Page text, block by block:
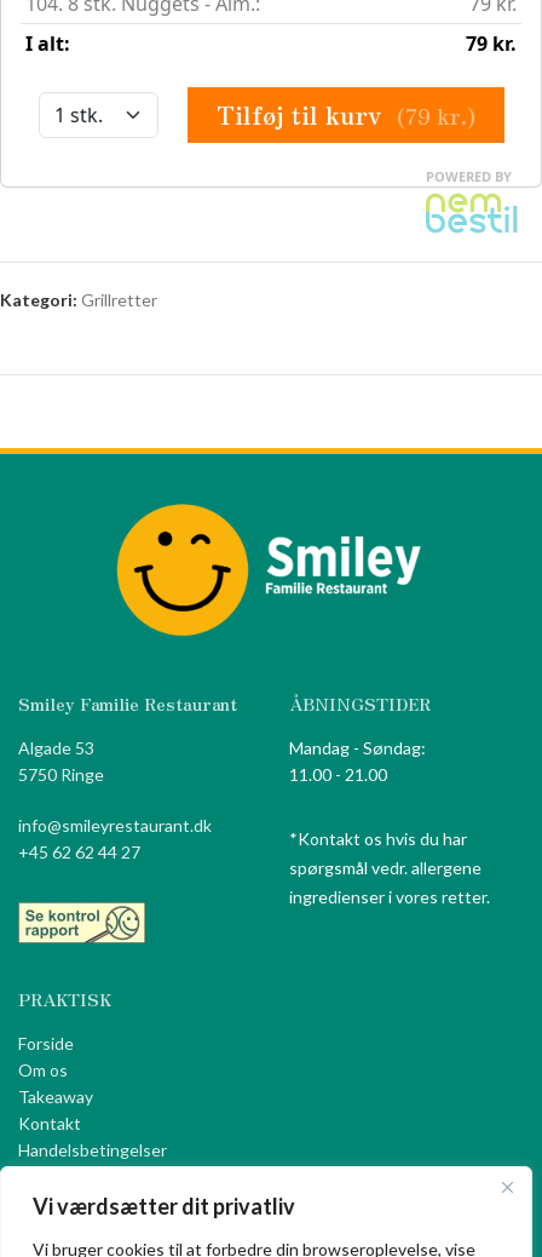
Vi værdsætter dit privatliv
Vi bruger cookies til at forbedre din browseroplevelse, vise
Kategori: Grillretter
Smiley Familie Restaurant
Algade 53
5750 Ringe
info@smileyrestaurant.dk
+45 62 62 44 27
ÅBNINGSTIDER
Mandag - Søndag:
11.00 - 21.00
*Kontakt os hvis du har
spørgsmål vedr. allergene
ingredienser i vores retter.
PRAKTISK
Forside
Om os
Takeaway
Kontakt
Handelsbetingelser